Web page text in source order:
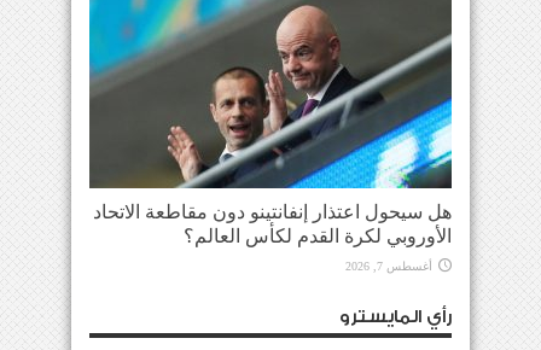
هل سيحول اعتذار إنفانتينو دون مقاطعة الاتحاد
الأوروبي لكرة القدم لكأس العالم؟
أغسطس 7, 2026
رأي المايسترو